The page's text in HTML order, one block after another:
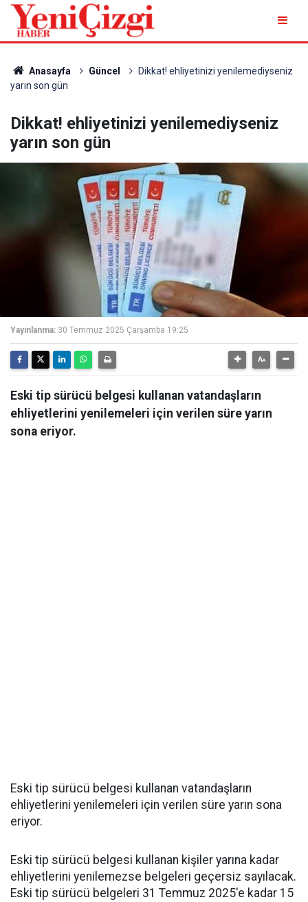
Anasayfa Güncel
Dikkat! ehliyetinizi yenilemediyseniz
yarın son gün
Dikkat! ehliyetinizi yenilemediyseniz
yarın son gün
Yayınlanma: 30 Temmuz 2025 Çarşamba 19:25
Eski tip sürücü belgesi kullanan vatandaşların
ehliyetlerini yenilemeleri için verilen süre yarın
sona eriyor.
Eski tip sürücü belgesi kullanan vatandaşların
ehliyetlerini yenilemeleri için verilen süre yarın sona
eriyor.
Eski tip sürücü belgesi kullanan kişiler yarına kadar
ehliyetlerini yenilemezse belgeleri geçersiz sayılacak.
Eski tip sürücü belgeleri 31 Temmuz 2025'e kadar 15